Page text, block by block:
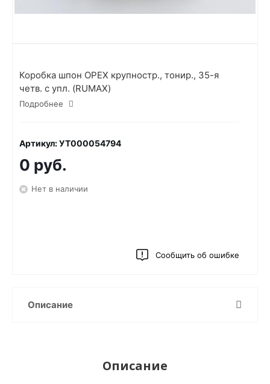
Коробка шпон ОРЕХ крупностр., тонир., 35-я
четв. с упл. (RUMAX)
Подробнее
Артикул: УТ000054794
0 руб.
Нет в наличии
Сообщить об ошибке
Описание
Описание